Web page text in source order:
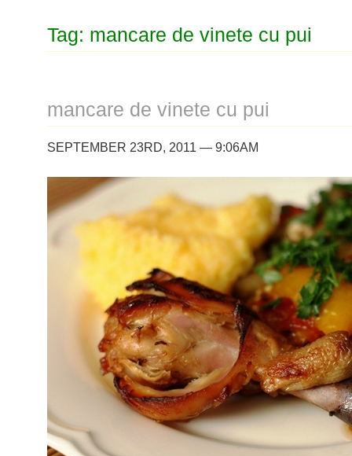
Tag: mancare de vinete cu pui
mancare de vinete cu pui
SEPTEMBER 23RD, 2011 — 9:06AM